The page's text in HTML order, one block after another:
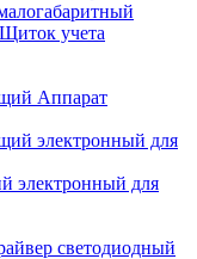
Щиток учета
Аппарат
электронный для
светодиодный